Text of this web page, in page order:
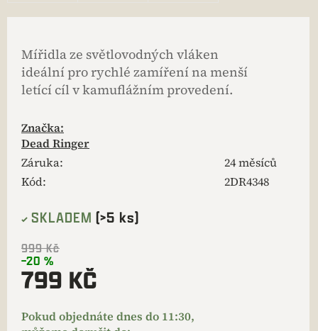
Mířidla ze světlovodných vláken
ideální pro rychlé zamíření na menší
letící cíl v kamuflážním provedení.
Značka:
Dead Ringer
Záruka:
24 měsíců
Kód:
2DR4348
SKLADEM (>5 ks)
999 Kč
–20 %
799 KČ